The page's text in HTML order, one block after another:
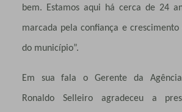
bem. Estamos aqui há cerca de 24
marcada pela confiança e
do município”.
Em sua fala o Gerente da
Ronaldo Selleiro agradeceu a